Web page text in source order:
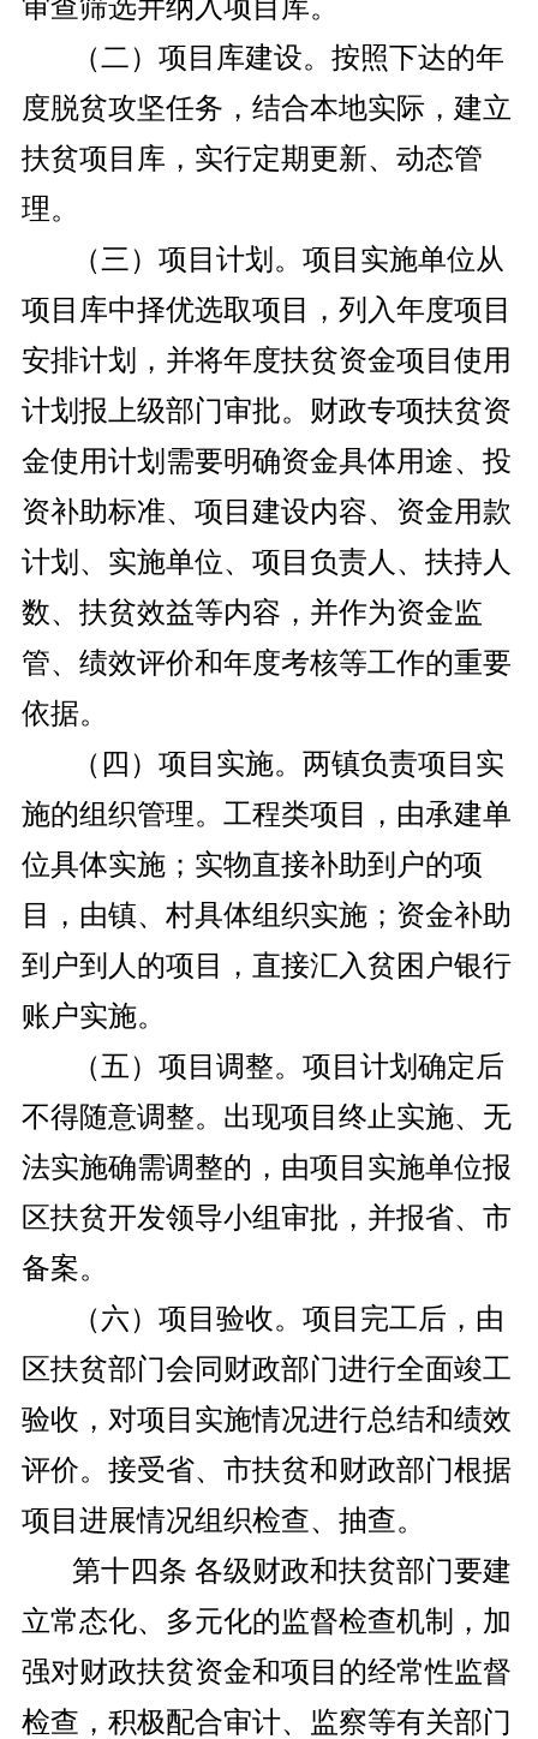
审查筛选并纳入项目库。
（二）项目库建设。按照下达的年
度脱贫攻坚任务，结合本地实际，建立
扶贫项目库，实行定期更新、动态管
理。
（三）项目计划。项目实施单位从
项目库中择优选取项目，列入年度项目
安排计划，并将年度扶贫资金项目使用
计划报上级部门审批。财政专项扶贫资
金使用计划需要明确资金具体用途、投
资补助标准、项目建设内容、资金用款
计划、实施单位、项目负责人、扶持人
数、扶贫效益等内容，并作为资金监
管、绩效评价和年度考核等工作的重要
依据。
（四）项目实施。两镇负责项目实
施的组织管理。工程类项目，由承建单
位具体实施；实物直接补助到户的项
目，由镇、村具体组织实施；资金补助
到户到人的项目，直接汇入贫困户银行
账户实施。
（五）项目调整。项目计划确定后
不得随意调整。出现项目终止实施、无
法实施确需调整的，由项目实施单位报
区扶贫开发领导小组审批，并报省、市
备案。
（六）项目验收。项目完工后，由
区扶贫部门会同财政部门进行全面竣工
验收，对项目实施情况进行总结和绩效
评价。接受省、市扶贫和财政部门根据
项目进展情况组织检查、抽查。
第十四条 各级财政和扶贫部门要建
立常态化、多元化的监督检查机制，加
强对财政扶贫资金和项目的经常性监督
检查，积极配合审计、监察等有关部门